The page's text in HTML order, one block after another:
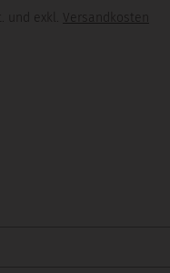
und exkl. Versandkosten